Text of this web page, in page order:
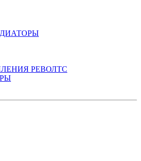
РЕВОЛТС